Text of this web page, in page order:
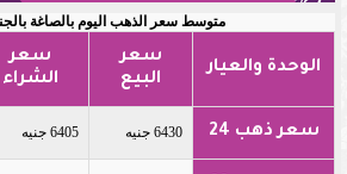
متوسط سعر الذهب اليوم بالصاغة
الوحدة والعيار
سعر
البيع
سعر
الشراء
سعر ذهب 24 6430 جنيه 6405 جنيه